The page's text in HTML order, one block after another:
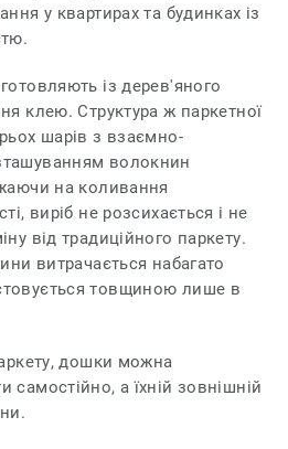
у квартирах та будинках із
із дерев'яного
клею. Структура ж паркетної
шарів з взаємно-
волокнин
на коливання
виріб не розсихається і не
від традиційного паркету.
витрачається набагато
товщиною лише в
дошки можна
самостійно, а їхній зовнішній